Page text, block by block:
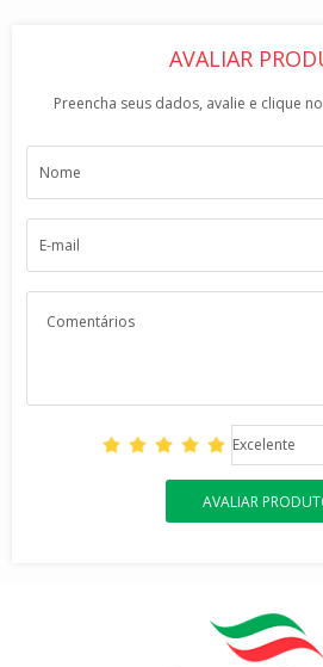
AVALIAR
Preencha seus dados, avalie e clique
Excelente
AVALIAR